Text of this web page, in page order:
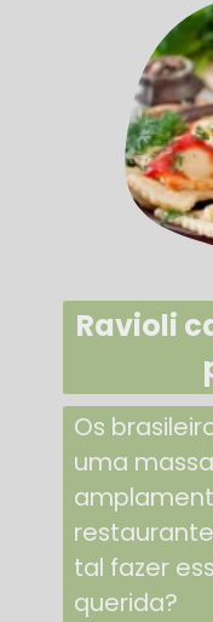
Ravioli
Os
uma
tal fazer
querida?